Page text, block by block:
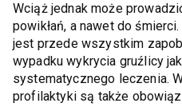
Wciąż jednak może
powikłań, a nawet do
jest przede wszystkim
wypadku wykrycia gruźlicy
systematycznego leczenia.
profilaktyki są także